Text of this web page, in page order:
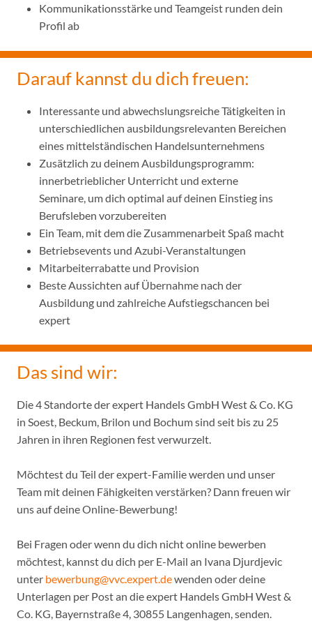
Kommunikationsstärke und Teamgeist runden dein
Profil ab
Darauf kannst du dich freuen:
Interessante und abwechslungsreiche Tätigkeiten in
unterschiedlichen ausbildungsrelevanten Bereichen
eines mittelständischen Handelsunternehmens
Zusätzlich zu deinem Ausbildungsprogramm:
innerbetrieblicher Unterricht und externe
Seminare, um dich optimal auf deinen Einstieg ins
Berufsleben vorzubereiten
Ein Team, mit dem die Zusammenarbeit Spaß macht
Betriebsevents und Azubi-Veranstaltungen
Mitarbeiterrabatte und Provision
Beste Aussichten auf Übernahme nach der
Ausbildung und zahlreiche Aufstiegschancen bei
expert
Das sind wir:
Die 4 Standorte der expert Handels GmbH West & Co. KG
in Soest, Beckum, Brilon und Bochum sind seit bis zu 25
Jahren in ihren Regionen fest verwurzelt.
Möchtest du Teil der expert-Familie werden und unser
Team mit deinen Fähigkeiten verstärken? Dann freuen wir
uns auf deine Online-Bewerbung!
Bei Fragen oder wenn du dich nicht online bewerben
möchtest, kannst du dich per E-Mail an Ivana Djurdjevic
unter bewerbung@vvc.expert.dewenden oder deine
Unterlagen per Post an die expert Handels GmbH West &
Co. KG, Bayernstraße 4, 30855 Langenhagen, senden.